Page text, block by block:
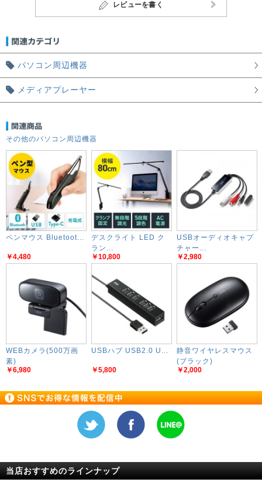
レビューを書く
パソコン周辺機器
メディアプレーヤー
その他のパソコン周辺機器
ペンマウス Bluetoot...
￥4,480
デスクライト LED ク
ラン...
￥10,800
USBオーディオキャプ
チャー...
￥2,980
WEBカメラ(500万画
素)
￥6,980
USBハブ USB2.0 U...
￥5,800
静音ワイヤレスマウス
(ブラック)
￥2,000
当店おすすめのラインナップ